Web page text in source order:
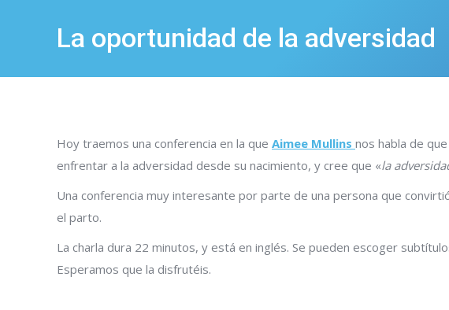
La oportunidad de la adversidad
Hoy traemos una conferencia en la que Aimee Mullins nos habla de que
enfrentar a la adversidad desde su nacimiento, y cree que «la
Una conferencia muy interesante por parte de una persona que
el parto.
La charla dura 22 minutos, y está en inglés. Se pueden escoger
Esperamos que la disfrutéis.